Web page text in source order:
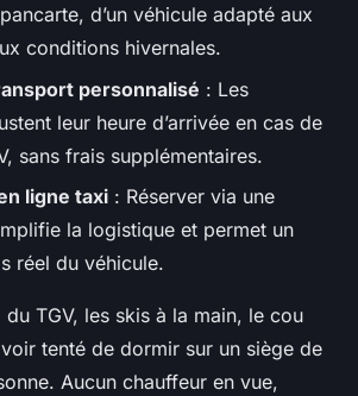
d’un véhicule adapté aux
conditions hivernales.
personnalisé : Les
leur heure d’arrivée en cas de
sans frais supplémentaires.
ligne taxi : Réserver via une
la logistique et permet un
réel du véhicule.
TGV, les skis à la main, le cou
tenté de dormir sur un siège de
Aucun chauffeur en vue,